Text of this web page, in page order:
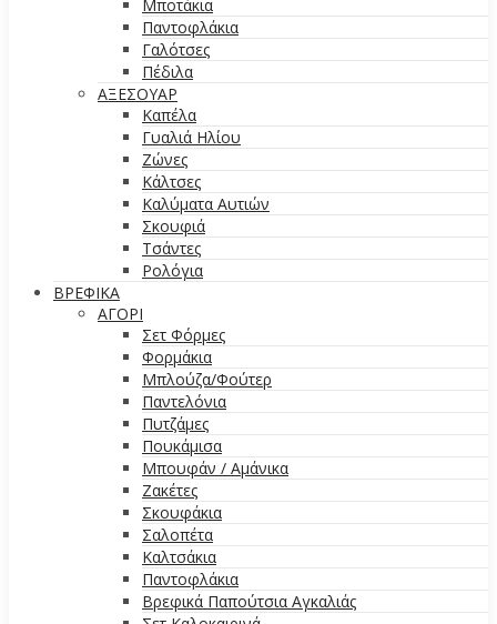
Μποτάκια
Παντοφλάκια
Γαλότσες
Πέδιλα
ΑΞΕΣΟΥΑΡ
Καπέλα
Γυαλιά Ηλίου
Ζώνες
Κάλτσες
Καλύματα Αυτιών
Σκουφιά
Τσάντες
Ρολόγια
ΒΡΕΦΙΚΑ
ΑΓΟΡΙ
Σετ Φόρμες
Φορμάκια
Μπλούζα/Φούτερ
Παντελόνια
Πυτζάμες
Πουκάμισα
Μπουφάν / Αμάνικα
Ζακέτες
Σκουφάκια
Σαλοπέτα
Καλτσάκια
Παντοφλάκια
Βρεφικά Παπούτσια Αγκαλιάς